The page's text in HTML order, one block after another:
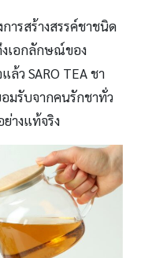
ารสร้างสรรค์ชาชนิด
เอกลักษณ์ของ
ล้ว SARO TEA ชา
มรับจากคนรักชาทั่ว
างแท้จริง